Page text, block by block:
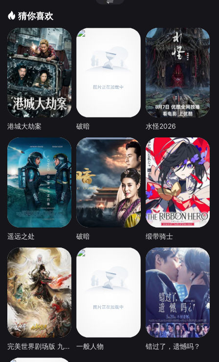
猜你喜欢
港城大劫案 破暗 水怪2026
遥远之处 破暗 缎带骑士
完美世界剧场版 九劫焚天 一般人物 错过了，遗憾吗？